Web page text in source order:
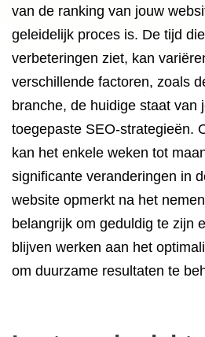
van de ranking van jouw
geleidelijk proces is. De tijd
verbeteringen ziet, kan
verschillende factoren, zoals
branche, de huidige staat van
toegepaste SEO-strategieën.
kan het enkele weken tot
significante veranderingen in
website opmerkt na het
belangrijk om geduldig te zijn
blijven werken aan het
om duurzame resultaten te